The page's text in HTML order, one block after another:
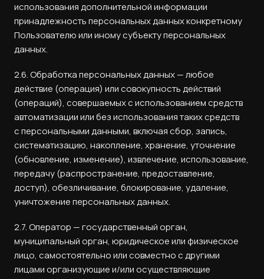
использования дополнительной информации
принадлежность персональных данных конкретному
Пользователю или иному субъекту персональных
данных.
2.6. Обработка персональных данных — любое
действие (операция) или совокупность действий
(операций), совершаемых с использованием средств
автоматизации или без использования таких средств
с персональными данными, включая сбор, запись,
систематизацию, накопление, хранение, уточнение
(обновление, изменение), извлечение, использование,
передачу (распространение, предоставление,
доступ), обезличивание, блокирование, удаление,
уничтожение персональных данных.
2.7. Оператор — государственный орган,
муниципальный орган, юридическое или физическое
лицо, самостоятельно или совместно с другими
лицами организующие и/или осуществляющие